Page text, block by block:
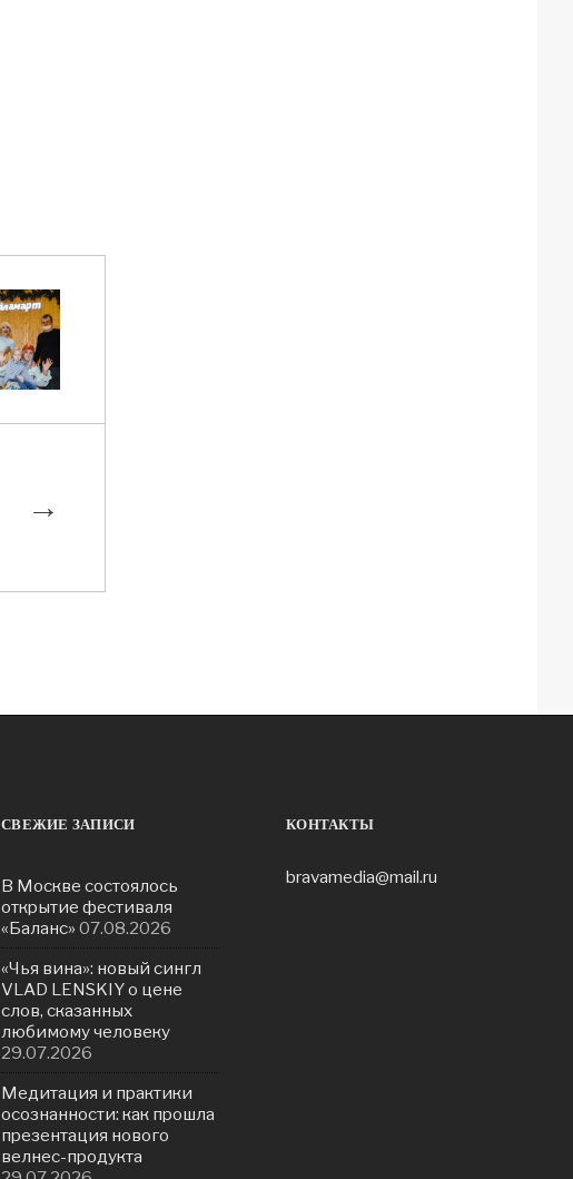
→
СВЕЖИЕ ЗАПИСИ
В Москве состоялось
открытие фестиваля
«Баланс» 07.08.2026
«Чья вина»: новый сингл
VLAD LENSKIY о цене
слов, сказанных
любимому человеку
29.07.2026
Медитация и практики
осознанности: как прошла
презентация нового
велнес-продукта
КОНТАКТЫ
bravamedia@mail.ru